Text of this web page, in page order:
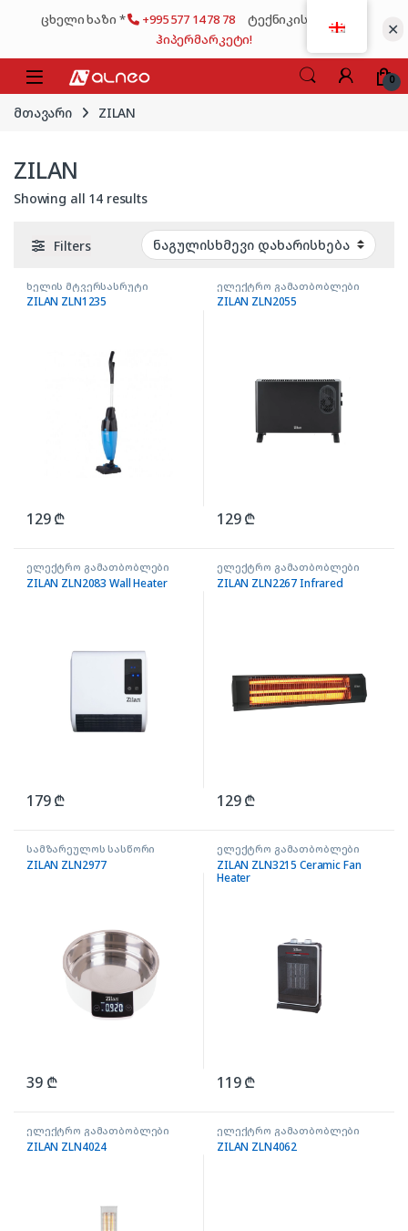
ცხელი ხაზი * +995 577 14 78 78
ტექნიკის მსხვილი
ჰიპერმარკეტი!
✕
0
მთავარი ZILAN
ZILAN
Showing all 14 results
Filters
ხელის მტვერსასრუტი
ZILAN ZLN1235
129₾
ელექტრო გამათბობლები
ZILAN ZLN2055
129₾
ელექტრო გამათბობლები
ZILAN ZLN2083 Wall Heater
179₾
ელექტრო გამათბობლები
ZILAN ZLN2267 Infrared
129₾
სამზარეულოს სასწორი
ZILAN ZLN2977
39 ₾
ელექტრო გამათბობლები
ZILAN ZLN3215 Ceramic Fan
Heater
119₾
ელექტრო გამათბობლები
ZILAN ZLN4024
ელექტრო გამათბობლები
ZILAN ZLN4062